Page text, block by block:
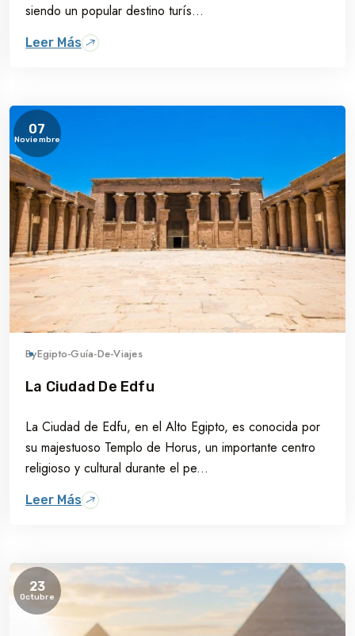
siendo un popular destino turís...
Leer Más
07
Noviembre
ByEgipto-Guía-De-Viajes
La Ciudad De Edfu
La Ciudad de Edfu, en el Alto Egipto, es conocida por
su majestuoso Templo de Horus, un importante centro
religioso y cultural durante el pe...
Leer Más
23
Octubre